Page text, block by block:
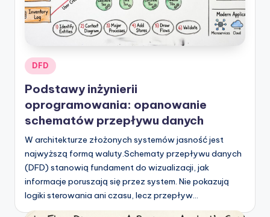
Posted
in
DFD
Podstawy inżynierii
oprogramowania: opanowanie
schematów przepływu danych
W architekturze złożonych systemów jasność jest
najwyższą formą waluty.Schematy przepływu danych
(DFD) stanowią fundament do wizualizacji, jak
informacje poruszają się przez system. Nie pokazują
logiki sterowania ani czasu, lecz przepływ…